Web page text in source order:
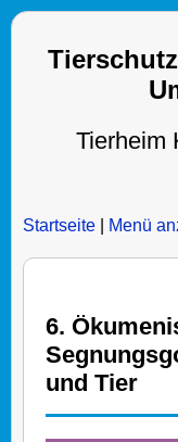
Tierheim
Startseite Menü
6.
und Tier